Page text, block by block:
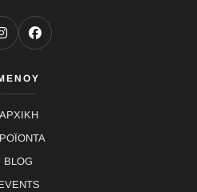
ΑΡΧΙΚΗ
BLOG